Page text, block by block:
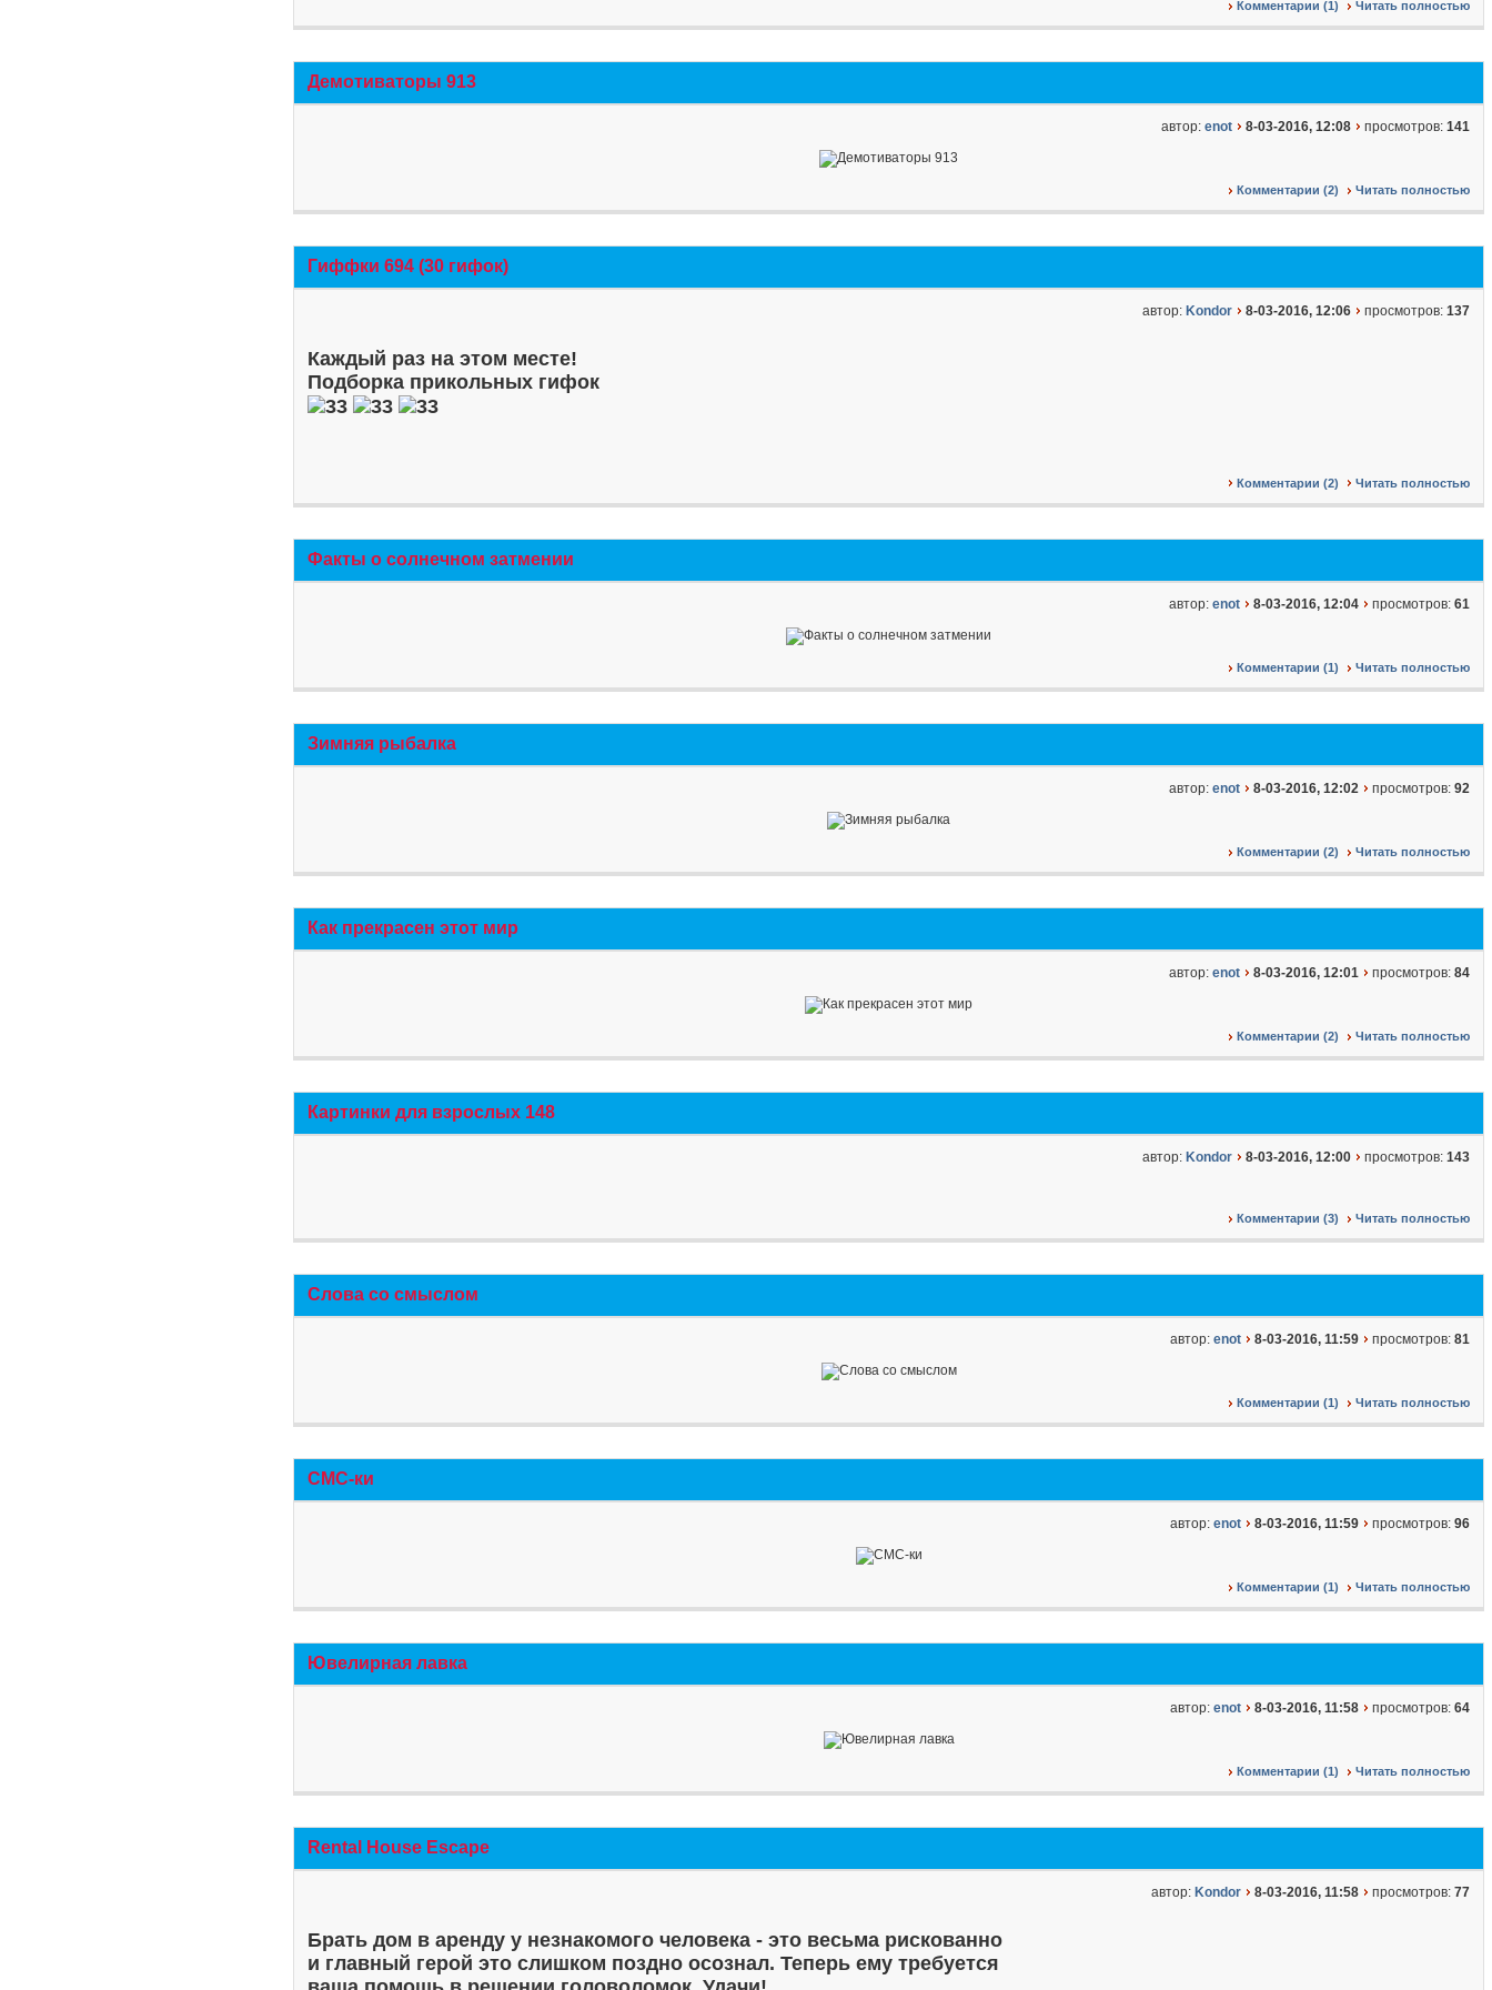
Комментарии (1) Читать полностью
Демотиваторы 913
автор: enot 8-03-2016, 12:08 просмотров: 141
Комментарии (2) Читать полностью
Гиффки 694 (30 гифок)
автор: Kondor 8-03-2016, 12:06 просмотров: 137
Каждый раз на этом месте!
Подборка прикольных гифок
Комментарии (2) Читать полностью
Факты о солнечном затмении
автор: enot 8-03-2016, 12:04 просмотров: 61
Комментарии (1) Читать полностью
Зимняя рыбалка
автор: enot 8-03-2016, 12:02 просмотров: 92
Комментарии (2) Читать полностью
Как прекрасен этот мир
автор: enot 8-03-2016, 12:01 просмотров: 84
Комментарии (2) Читать полностью
Картинки для взрослых 148
автор: Kondor 8-03-2016, 12:00 просмотров: 143
Комментарии (3) Читать полностью
Слова со смыслом
автор: enot 8-03-2016, 11:59 просмотров: 81
Комментарии (1) Читать полностью
СМС-ки
автор: enot 8-03-2016, 11:59 просмотров: 96
Комментарии (1) Читать полностью
Ювелирная лавка
автор: enot 8-03-2016, 11:58 просмотров: 64
Комментарии (1) Читать полностью
Rental House Escape
автор: Kondor 8-03-2016, 11:58 просмотров: 77
Брать дом в аренду у незнакомого человека - это весьма рискованно
и главный герой это слишком поздно осознал. Теперь ему требуется